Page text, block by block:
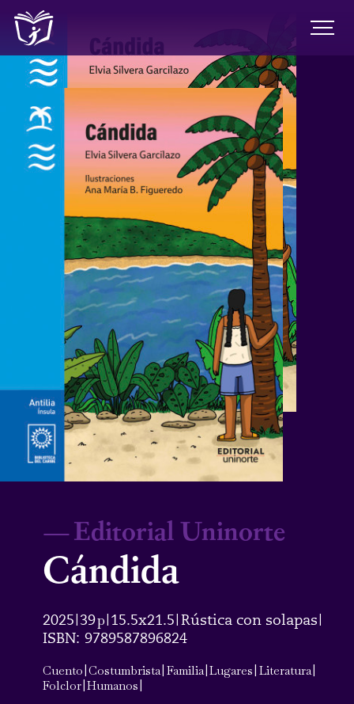
—Editorial Uninorte
Cándida
2025 39p 15.5x21.5 Rústica con solapas
ISBN: 9789587896824
Cuento Costumbrista Familia Lugares Literatura
Folclor Humanos